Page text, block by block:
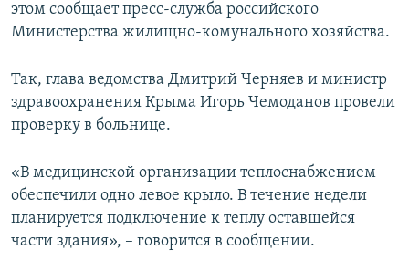
этом сообщает пресс-служба российского
Министерства жилищно-комунального хозяйства.
Так, глава ведомства Дмитрий Черняев и министр
здравоохранения Крыма Игорь Чемоданов провели
проверку в больнице.
«В медицинской организации теплоснабжением
обеспечили одно левое крыло. В течение недели
планируется подключение к теплу оставшейся
части здания», – говорится в сообщении.